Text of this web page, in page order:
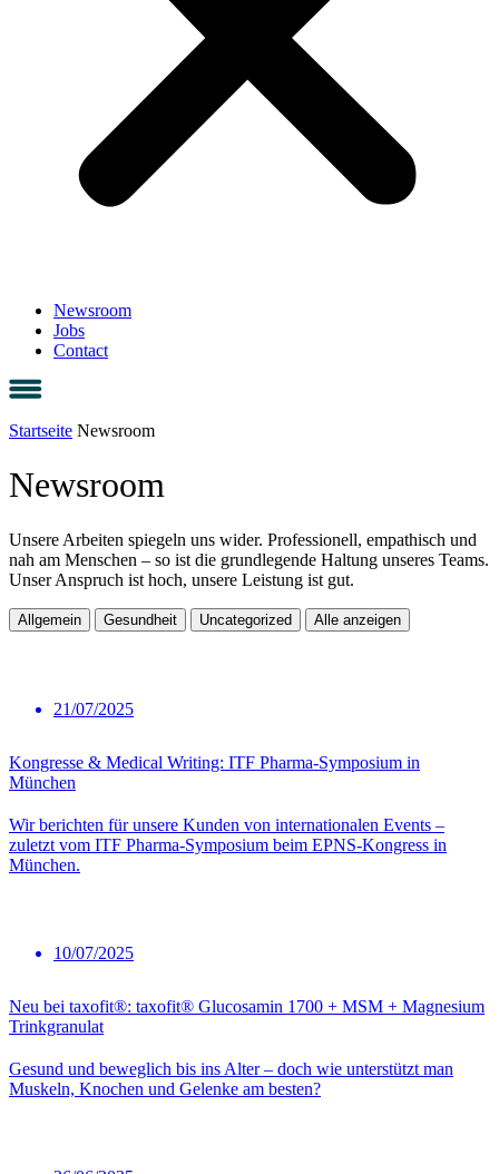
Newsroom
Jobs
Contact
Startseite Newsroom
Newsroom
Unsere Arbeiten spiegeln uns wider. Professionell, empathisch und
nah am Menschen – so ist die grundlegende Haltung unseres Teams.
Unser Anspruch ist hoch, unsere Leistung ist gut.
Allgemein Gesundheit Uncategorized Alle anzeigen
21/07/2025
Kongresse & Medical Writing: ITF Pharma-Symposium in
München
Wir berichten für unsere Kunden von internationalen Events –
zuletzt vom ITF Pharma-Symposium beim EPNS-Kongress in
München.
10/07/2025
Neu bei taxofit®: taxofit® Glucosamin 1700 + MSM + Magnesium
Trinkgranulat
Gesund und beweglich bis ins Alter – doch wie unterstützt man
Muskeln, Knochen und Gelenke am besten?